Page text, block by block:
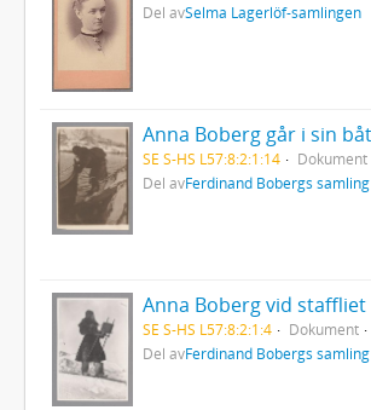
Del avSelma Lagerlöf-samlingen
SE S-HS L57:8:2:1:14
Dokument
Del avFerdinand Bobergs samling
SE S-HS L57:8:2:1:4
Dokument
Del avFerdinand Bobergs samling